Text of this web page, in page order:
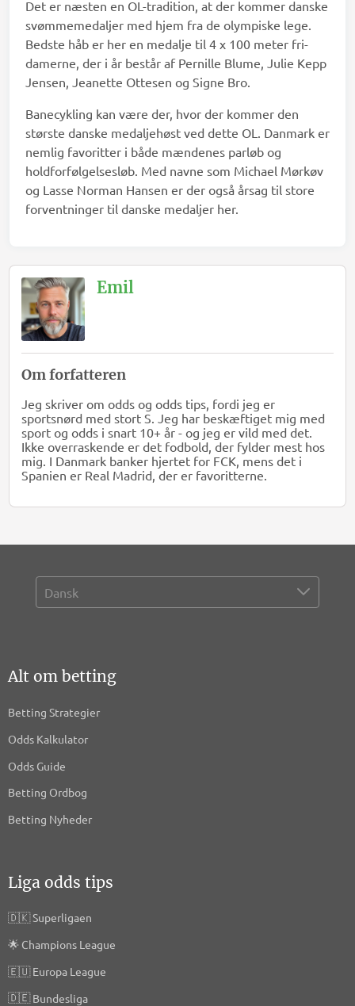
Det er næsten en OL-tradition, at der kommer danske
svømmemedaljer med hjem fra de olympiske lege.
Bedste håb er her en medalje til 4 x 100 meter fri-
damerne, der i år består af Pernille Blume, Julie Kepp
Jensen, Jeanette Ottesen og Signe Bro.
Banecykling kan være der, hvor der kommer den
største danske medaljehøst ved dette OL. Danmark er
nemlig favoritter i både mændenes parløb og
holdforfølgelsesløb. Med navne som Michael Mørkøv
og Lasse Norman Hansen er der også årsag til store
forventninger til danske medaljer her.
Emil
Om forfatteren
Jeg skriver om odds og odds tips, fordi jeg er
sportsnørd med stort S. Jeg har beskæftiget mig med
sport og odds i snart 10+ år - og jeg er vild med det.
Ikke overraskende er det fodbold, der fylder mest hos
mig. I Danmark banker hjertet for FCK, mens det i
Spanien er Real Madrid, der er favoritterne.
Alt om betting
Betting Strategier
Odds Kalkulator
Odds Guide
Betting Ordbog
Betting Nyheder
Liga odds tips
🇩🇰Superligaen
🌟 Champions League
🇪🇺Europa League
🇩🇪Bundesliga